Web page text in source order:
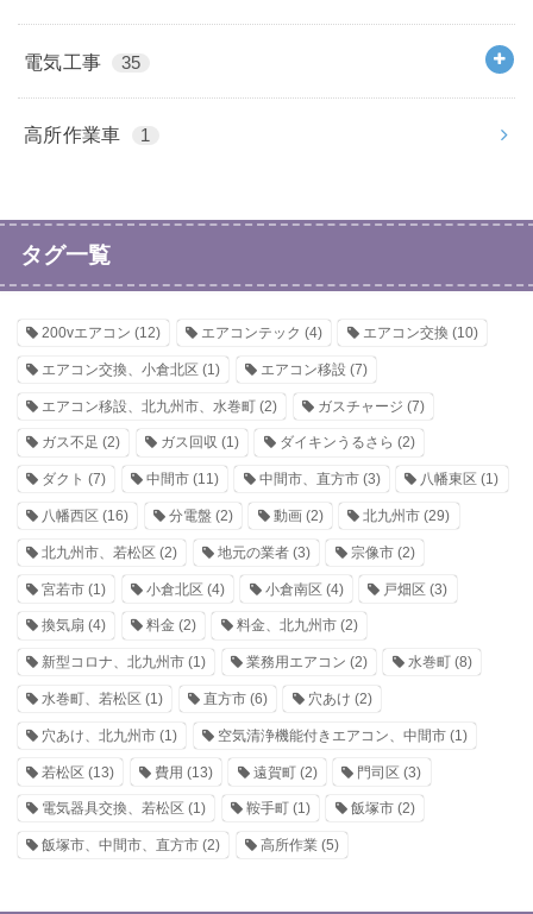
電気工事 35
高所作業車 1
タグ一覧
200vエアコン (12) エアコンテック (4) エアコン交換 (10)
エアコン交換、小倉北区 (1) エアコン移設 (7)
エアコン移設、北九州市、水巻町 (2) ガスチャージ (7)
ガス不足 (2) ガス回収 (1) ダイキンうるさら (2)
ダクト (7) 中間市(11) 中間市、直方市(3) 八幡東区 (1)
八幡西区 (16) 分電盤 (2) 動画(2) 北九州市 (29)
北九州市、若松区 (2) 地元の業者(3) 宗像市(2)
宮若市 (1) 小倉北区 (4) 小倉南区 (4) 戸畑区 (3)
換気扇 (4) 料金 (2) 料金、北九州市(2)
新型コロナ、北九州市 (1) 業務用エアコン (2) 水巻町(8)
水巻町、若松区 (1) 直方市(6) 穴あけ (2)
穴あけ、北九州市 (1) 空気清浄機能付きエアコン、中間市(1)
若松区 (13) 費用 (13) 遠賀町(2) 門司区 (3)
電気器具交換、若松区 (1) 鞍手町(1) 飯塚市(2)
飯塚市、中間市、直方市 (2) 高所作業(5)